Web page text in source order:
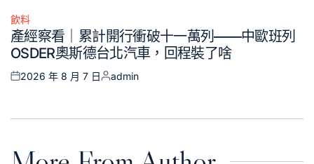
Posted
in
飲料
產經察看｜累計開行衝破十一萬列——中歐班列
OSDER奧斯德台北汽車，回程裝了啥
Posted
2026 年 8 月 7 日
Posted
admin